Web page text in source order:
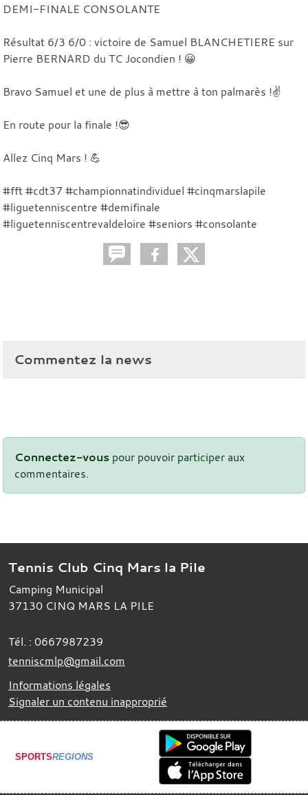
DEMI-FINALE CONSOLANTE
Résultat 6/3 6/0 : victoire de Samuel BLANCHETIERE sur
Pierre BERNARD du TC Jocondien ! 😀
Bravo Samuel et une de plus à mettre à ton palmarès !✌️
En route pour la finale !😎
Allez Cinq Mars ! 💪
#fft #cdt37 #championnatindividuel #cinqmarslapile
#liguetenniscentre #demifinale
#liguetenniscentrevaldeloire #seniors #consolante
Commentez la news
Connectez-vous pour pouvoir participer aux
commentaires.
Tennis Club Cinq Mars la Pile
Camping Municipal
37130 CINQ MARS LA PILE
Tél. : 0667987239
tenniscmlp@gmail.com
Informations légales
Signaler un contenu inapproprié
SPORTSREGIONS